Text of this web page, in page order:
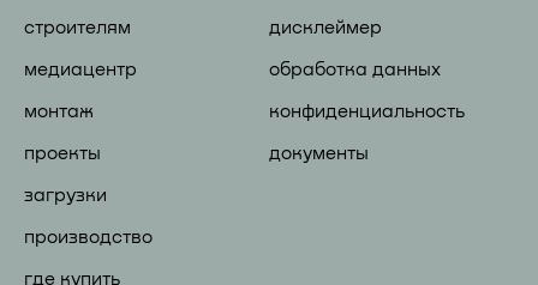
строителям
медиацентр
монтаж
проекты
загрузки
производство
где купить
дисклеймер
обработка данных
конфиденциальность
документы